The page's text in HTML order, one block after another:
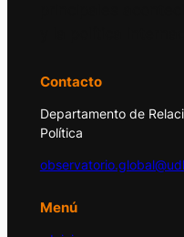
Contacto
Departamento de
Política
Menú